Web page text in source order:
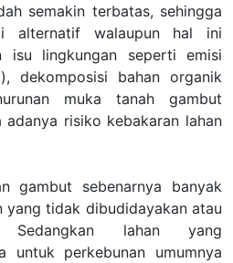
semakin terbatas, sehingga
alternatif walaupun hal ini
isu lingkungan seperti emisi
dekomposisi bahan organik
muka tanah gambut
risiko kebakaran lahan
gambut sebenarnya banyak
yang tidak dibudidayakan atau
Sedangkan lahan yang
untuk perkebunan umumnya